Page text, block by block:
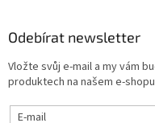
Odebírat newsletter
Vložte svůj e-mail a my vám
produktech na našem e-
E-mail